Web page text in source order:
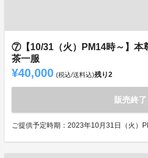
⑦【10/31（火）PM14時～】本
茶一服
¥40,000 (税込/送料込)残り2
販売終了
ご提供予定時期：2023年10月31日（火）